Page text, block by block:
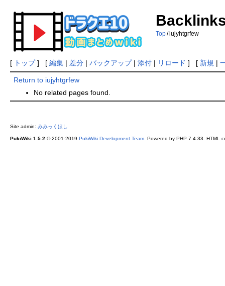
Top /iujyhtgrfew
[ トップ] [ 編集| 差分| バックアップ| 添付| リロード ] [ 新規 |
Return to iujyhtgrfew
No related pages found.
Site admin: みみっくほし
PukiWiki 1.5.2 © 2001-2019 PukiWiki Development Team. Powered by PHP 7.4.33. HTML